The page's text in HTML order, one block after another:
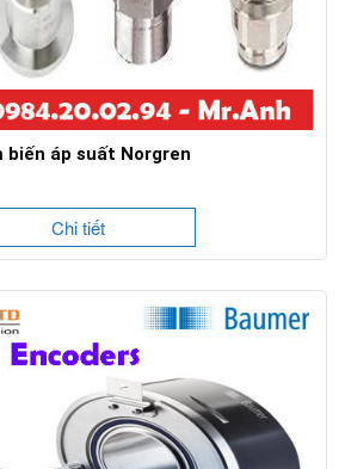
biến áp suất Norgren
Chi tiết